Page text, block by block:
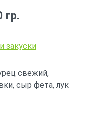
гр.
закуски
свежий,
сыр фета, лук